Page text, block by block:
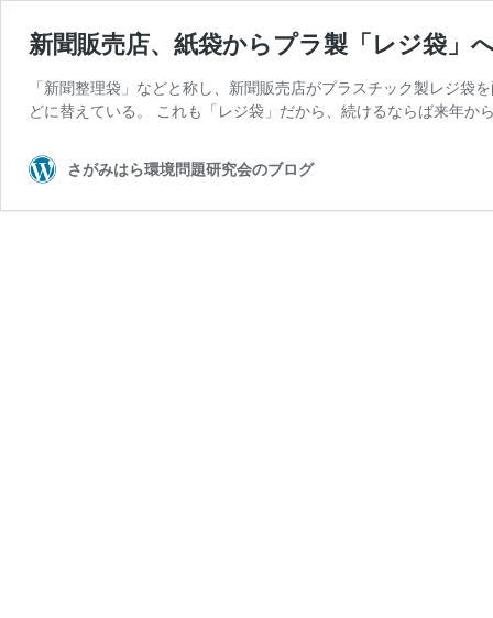
新聞販売店、紙袋からプラ製「レジ袋」
「新聞整理袋」などと称し、新聞販売店がプラスチック製レジ
どに替えている。 これも「レジ袋」だから、続けるならば来年
さがみはら環境問題研究会のブログ